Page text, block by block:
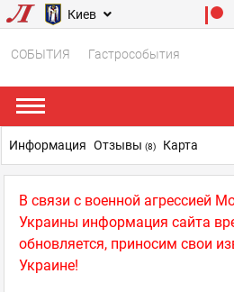
Киев
СОБЫТИЯ Гастрособытия
В связи с военной агрессией
Украины информация сайта
обновляется, приносим свои
Украине!
Информация Отзывы (8) Карта